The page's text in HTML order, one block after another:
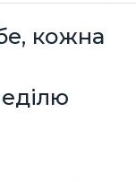
кожна